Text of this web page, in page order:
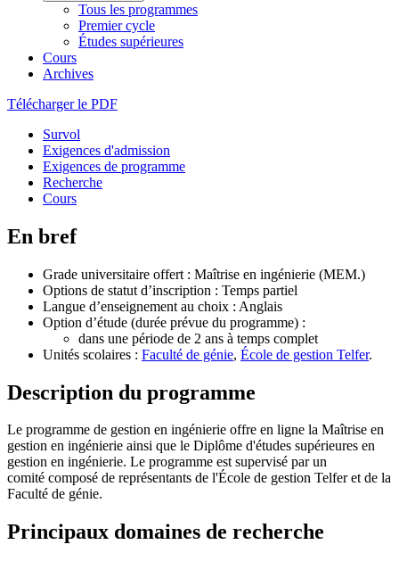
Tous les programmes
Premier cycle
Études supérieures
Cours
Archives
Télécharger le PDF
Survol
Exigences d'admission
Exigences de programme
Recherche
Cours
En bref
Grade universitaire offert : Maîtrise en ingénierie (MEM.)
Options de statut d’inscription : Temps partiel
Langue d’enseignement au choix : Anglais
Option d’étude (durée prévue du programme) :
dans une période de 2 ans à temps complet
Unités scolaires : Faculté de génie, École de gestion Telfer.
Description du programme
Le programme de gestion en ingénierie offre en ligne la Maîtrise en
gestion en ingénierie ainsi que le Diplôme d'études supérieures en
gestion en ingénierie. Le programme est supervisé par un
comité composé de représentants de l'École de gestion Telfer et de la
Faculté de génie.
Principaux domaines de recherche